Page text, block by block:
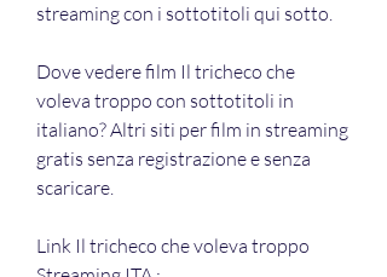
streaming con i sottotitoli qui sotto.
Dove vedere film Il tricheco che
voleva troppo con sottotitoli in
italiano? Altri siti per film in streaming
gratis senza registrazione e senza
scaricare.
Link Il tricheco che voleva troppo